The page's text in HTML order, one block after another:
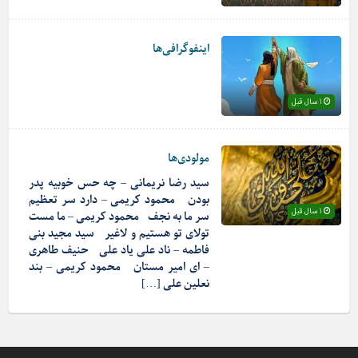
اینفوگرافی‌ها
مولودی‌ها
سید رضا نریمانی – چه حس خوبیه پدر
بودن محمود کریمی – دارد سر تعظیم
سر ما به نجف محمود کریمی – ما مست
تولای تو هستیم و لاغیر سید مجید بنی
فاطمه – ناد علی یاد علی حنیف طاهری
– ای امیر مستان محمود کریمی – بند
نعلین علی […]